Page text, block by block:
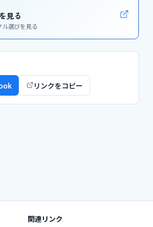
見る
選びを見る
リンクをコピー
関連リンク